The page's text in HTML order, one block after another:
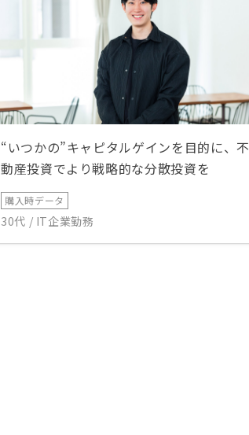
“いつかの”キャピタルゲインを目的に、不
動産投資でより戦略的な分散投資を
購入時データ
30代 / IT企業勤務